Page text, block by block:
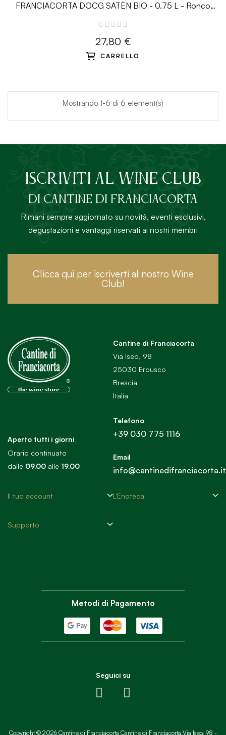
FRANCIACORTA DOCG SATÈN BIO - 0.75 L - Ronco
27,80 €
CARRELLO
Mostrando 1-6 di 6 element(s)
ISCRIVITI AL Wine Club
DI Cantine di Franciacorta
Rimani sempre aggiornato su novità, eventi esclusivi,
degustazioni e vantaggi riservati ai nostri membri
Clicca qui per iscriverti al nostro Wine
Club!
Aperto tutti i giorni
Orario continuato
dalle 09.00 alle 19.00
Cantine di Franciacorta
Via Iseo, 98
25030 Erbusco
Brescia
Italia
Telefono
+39 030 775 1116
Email
info@cantinedifranciacorta.it
Il tuo account L'Enoteca
Supporto
Metodi di Pagamento
Seguici su
Copyright © 2026 Cantine di Franciacorta Cantine di Franciacorta Via Iseo, 98 -